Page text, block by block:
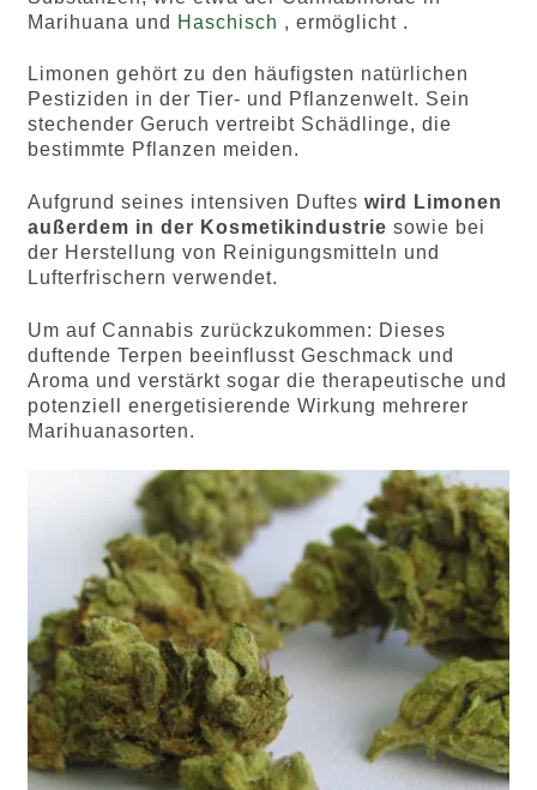
Marihuana und Haschisch , ermöglicht .
Limonen gehört zu den häufigsten natürlichen
Pestiziden in der Tier- und Pflanzenwelt. Sein
stechender Geruch vertreibt Schädlinge, die
bestimmte Pflanzen meiden.
Aufgrund seines intensiven Duftes wird Limonen
außerdem in der Kosmetikindustrie sowie bei
der Herstellung von Reinigungsmitteln und
Lufterfrischern verwendet.
Um auf Cannabis zurückzukommen: Dieses
duftende Terpen beeinflusst Geschmack und
Aroma und verstärkt sogar die therapeutische und
potenziell energetisierende Wirkung mehrerer
Marihuanasorten.